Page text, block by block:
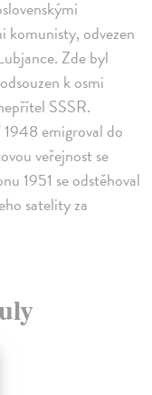
komunisty, odvezen
Zde byl
k osmi
SSSR.
emigroval do
veřejnost se
1951 se odstěhoval
satelity za